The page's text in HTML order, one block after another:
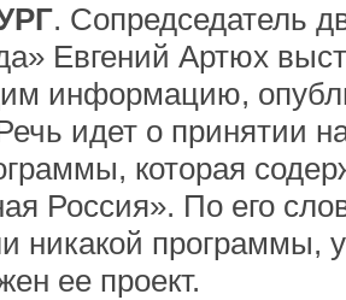
. Сопредседатель
Евгений Артюх
информацию,
идет о принятии
которая
Россия». По его
никакой программы,
ее проект.